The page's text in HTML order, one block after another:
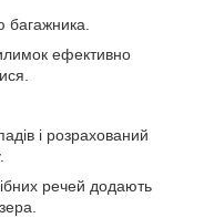
багажника.
ефективно
і розрахований
речей додають